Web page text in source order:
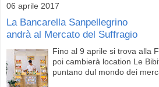
06 aprile 2017
La Bancarella Sanpellegrino
andrà al Mercato del Suffragio
Fino al 9 aprile si trova alla
poi cambierà location Le
puntano dul mondo dei